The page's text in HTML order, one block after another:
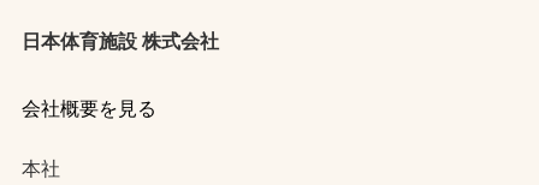
日本体育施設 株式会社
会社概要を見る
本社